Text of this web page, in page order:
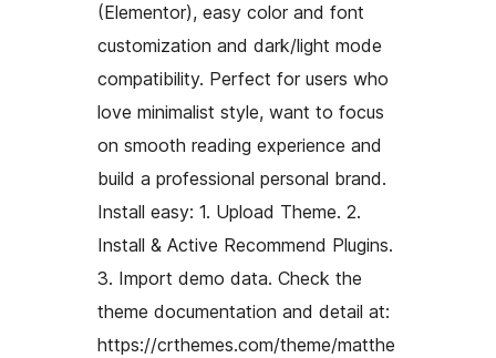
(Elementor), easy color and font
customization and dark/light mode
compatibility. Perfect for users who
love minimalist style, want to focus
on smooth reading experience and
build a professional personal brand.
Install easy: 1. Upload Theme. 2.
Install & Active Recommend Plugins.
3. Import demo data. Check the
theme documentation and detail at:
https://crthemes.com/theme/matthe